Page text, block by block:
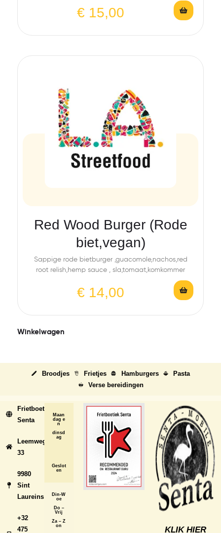
€ 15,00
Red Wood Burger (Rode
biet,vegan)
Sappige rode bietburger ,guacomole,nachos,red
root relish,hemp sauce , sla,tomaat,komkommer
€ 14,00
Winkelwagen
Broodjes Frietjes Hamburgers
Pasta
Verse bereidingen
Frietboetiek
Senta
Leemweg
33
9980
Sint
Laureins
+32
475
Maan
dag e
n
dinsd
ag
Geslot
en
Din-W
oe
Do –
Vrij
Za – Z
on
KLIK HIER